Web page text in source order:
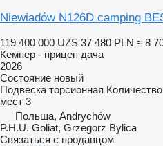
Niewiadów N126D camping
119 400 000 UZS 37 480 PLN ≈ 8
Кемпер - прицеп дача
2026
Состояние новый
Подвеска торсионная
мест 3
Польша, Andrychów
P.H.U. Goliat, Grzegorz Bylica
Связаться с продавцом